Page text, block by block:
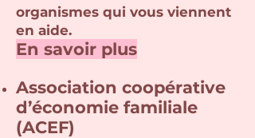
organismes qui vous viennent
en aide.
En savoir plus
Association coopérative
d’économie familiale
(ACEF)